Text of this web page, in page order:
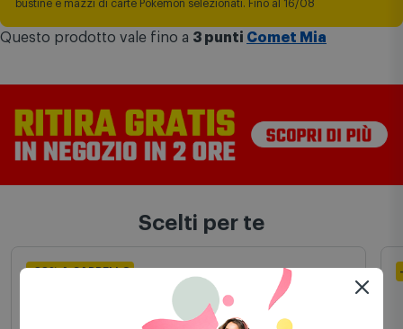
bustine e mazzi di carte Pokemon selezionati. Fino al 16/08
Questo prodotto vale fino a 3 punti Comet Mia
Scelti per te
-30% A CARRELLO